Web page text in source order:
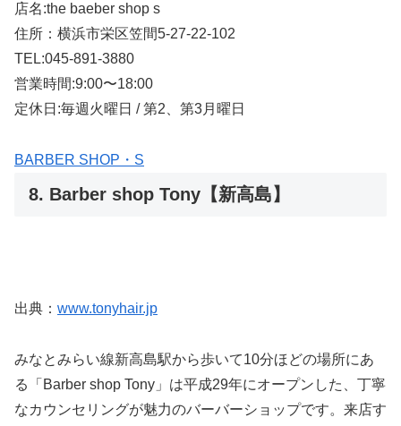
店名:the baeber shop s
住所：横浜市栄区笠間5-27-22-102
TEL:045-891-3880
営業時間:9:00〜18:00
定休日:毎週火曜日 / 第2、第3月曜日
BARBER SHOP・S
8. Barber shop Tony【新高島】
出典： www.tonyhair.jp
みなとみらい線新高島駅から歩いて10分ほどの場所にあ
る「Barber shop Tony」は平成29年にオープンした、丁寧
なカウンセリングが魅力のバーバーショップです。来店す